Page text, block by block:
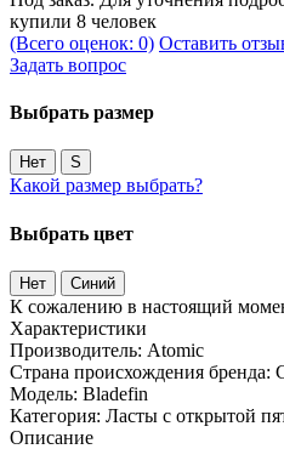
купили 8 человек
(Всего оценок: 0) Оставить
Задать вопрос
Выбрать размер
Нет S
Какой размер выбрать?
Выбрать цвет
Нет Синий
К сожалению в настоящий
Характеристики
Производитель: Atomic
Страна происхождения бренда:
Модель: Bladefin
Категория: Ласты с открытой
Описание